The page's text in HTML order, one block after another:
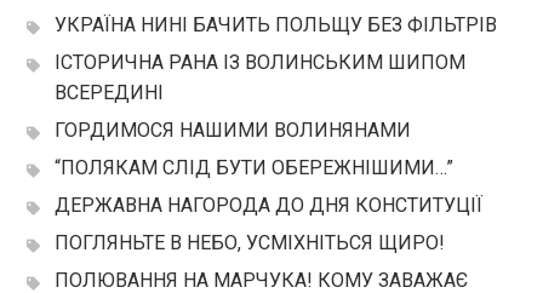
УКРАЇНА НИНІ БАЧИТЬ ПОЛЬЩУ БЕЗ ФІЛЬТРІВ
ІСТОРИЧНА РАНА ІЗ ВОЛИНСЬКИМ ШИПОМ
ВСЕРЕДИНІ
ГОРДИМОСЯ НАШИМИ ВОЛИНЯНАМИ
“ПОЛЯКАМ СЛІД БУТИ ОБЕРЕЖНІШИМИ…”
ДЕРЖАВНА НАГОРОДА ДО ДНЯ КОНСТИТУЦІЇ
ПОГЛЯНЬТЕ В НЕБО, УСМІХНІТЬСЯ ЩИРО!
ПОЛЮВАННЯ НА МАРЧУКА! КОМУ ЗАВАЖАЄ